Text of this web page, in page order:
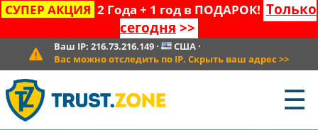
СУПЕР АКЦИЯ 2 Года + 1 год в ПОДАРОК! Только
сегодня >>
Ваш IP: 216.73.216.149· США·
Вас можно отследить по IP. Скрыть ваш адрес >>
☰